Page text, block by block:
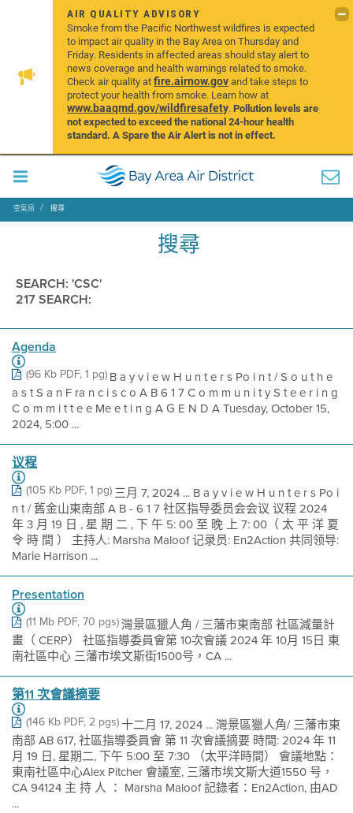
AIR QUALITY ADVISORY
Smoke from the Pacific Northwest wildfires is expected
to impact air quality in the Bay Area on Thursday and
Friday. Residents in affected areas should stay alert to
news coverage and health warnings related to smoke.
Check air quality atfire.airnow.govand take steps to
protect your health from smoke. Learn how at
www.baaqmd.gov/wildfiresafety.Pollution levels are
not expected to exceed the national 24-hour health
standard. A Spare the Air Alert is not in effect.
空氣局 搜尋
搜尋
SEARCH: 'CSC'
217 SEARCH:
Agenda
(96 Kb PDF, 1 pg)B a y v i e w H u n t e r s Po i n t / S o u t h e
a s t S a n F ra n c i s c o A B 6 1 7 C o m m u n i t y S t e e r i n g
C o m m i t t e e Me e t i n g A G E N D A Tuesday, October 15,
2024, 5:00 ...
议程
(105 Kb PDF, 1 pg)三月 7, 2024 ... B a y v i e w H u n t e r s Po i
n t / 舊金山東南部 A B - 6 1 7 社区指导委员会会议 议程 2024
年 3 月 19 日 , 星 期 二 , 下 午 5: 00 至 晚 上 7: 00（ 太 平 洋 夏
令 時 間 ） 主持人: Marsha Maloof 记录员: En2Action 共同领导:
Marie Harrison ...
Presentation
(11 Mb PDF, 70 pgs)灣景區獵人角 / 三藩市東南部 社區減量計
畫（ CERP） 社區指導委員會第 10次會議 2024 年 10月 15日 東
南社區中心 三藩市埃文斯街1500号，CA ...
第11 次會議摘要
(146 Kb PDF, 2 pgs)十二月 17, 2024 ... 灣景區獵人角/ 三藩市東
南部 AB 617, 社區指導委員會 第 11 次會議摘要 時間: 2024 年 11
月 19 日, 星期二, 下午 5:00 至 7:30 （太平洋時間） 會議地點：
東南社區中心Alex Pitcher 會議室, 三藩市埃文斯大道1550 号，
CA 94124 主 持 人 ： Marsha Maloof 記錄者：En2Action, 由AD
...